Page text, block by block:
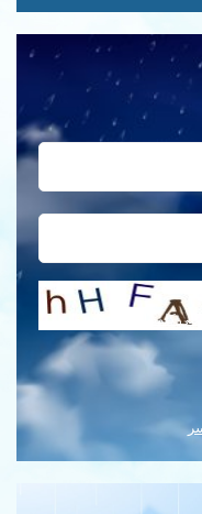
كلمة التحقق جديدة!